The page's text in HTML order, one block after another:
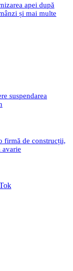
apei după
și mai multe
suspendarea
firmă de construcții,
avarie